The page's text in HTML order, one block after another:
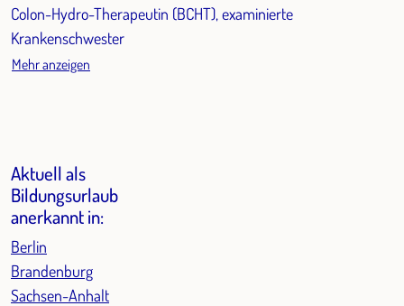
Colon-Hydro-Therapeutin (BCHT), examinierte
Krankenschwester
Mehr anzeigen
Aktuell als
Bildungsurlaub
anerkannt in:
Berlin
Brandenburg
Sachsen-Anhalt